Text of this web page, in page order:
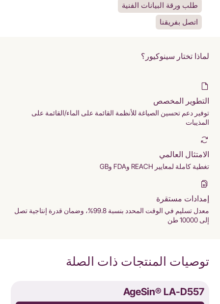
طلب ورقة البيانات الفنية
اتصل بفريقنا
لماذا تختار سينوكيور؟
التطوير المخصص
توفير دعم تحسين الصياغة للأنظمة القائمة على الماء/القائمة على
المذيبات
الامتثال العالمي
تغطية كاملة لمعايير REACH وFDA وGB
إمدادات مستقرة
معدل تسليم في الوقت المحدد بنسبة 99.8%، وضمان قدرة إنتاجية تصل
إلى 10000 طن
توصيات المنتجات ذات الصلة
AgeSin® LA-D557